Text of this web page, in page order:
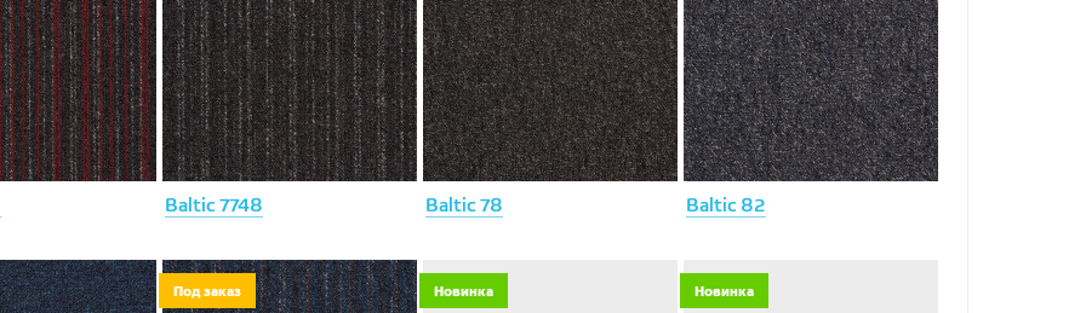
Baltic 7748 Baltic 78 Baltic 82
Под заказ Новинка Новинка